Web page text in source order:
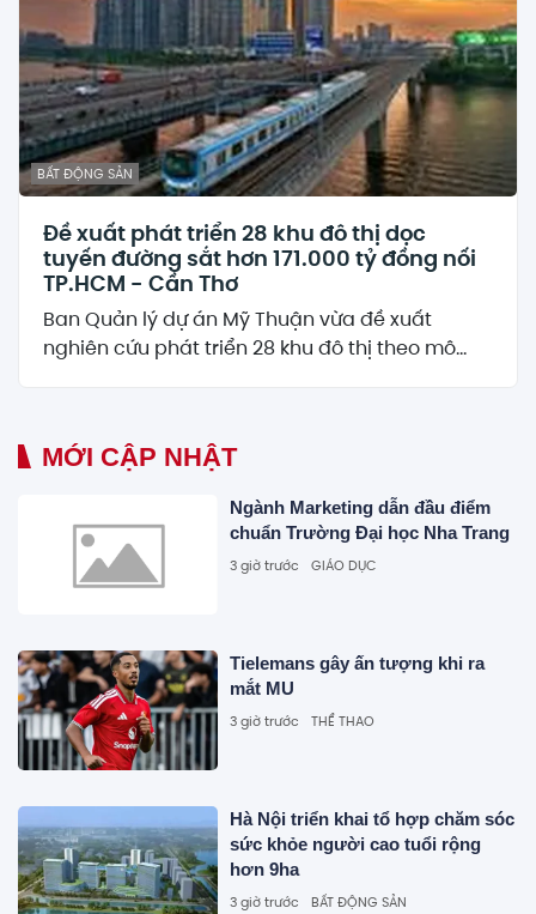
BẤT ĐỘNG SẢN
Đề xuất phát triển 28 khu đô thị dọc
tuyến đường sắt hơn 171.000 tỷ đồng nối
TP.HCM - Cần Thơ
Ban Quản lý dự án Mỹ Thuận vừa đề xuất
nghiên cứu phát triển 28 khu đô thị theo mô...
MỚI CẬP NHẬT
Ngành Marketing dẫn đầu điểm
chuẩn Trường Đại học Nha Trang
3 giờ trước GIÁO DỤC
Tielemans gây ấn tượng khi ra
mắt MU
3 giờ trước THỂ THAO
Hà Nội triển khai tổ hợp chăm sóc
sức khỏe người cao tuổi rộng
hơn 9ha
3 giờ trước BẤT ĐỘNG SẢN